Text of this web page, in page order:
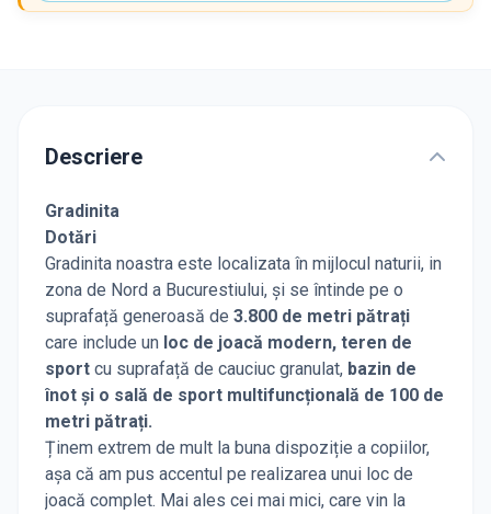
Descriere
Gradinita
Dotări
Gradinita noastra este localizata în mijlocul naturii, in
zona de Nord a Bucurestiului, și se întinde pe o
suprafață generoasă de 3.800 de metri pătrați
care include un loc de joacă modern, teren de
sport cu suprafață de cauciuc granulat, bazin de
înot și o sală de sport multifuncțională de 100 de
metri pătrați.
Ținem extrem de mult la buna dispoziție a copiilor,
așa că am pus accentul pe realizarea unui loc de
joacă complet. Mai ales cei mai mici, care vin la